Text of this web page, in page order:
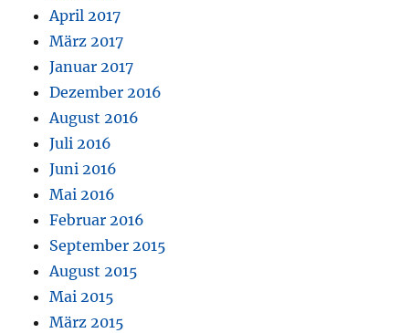
April 2017
März 2017
Januar 2017
Dezember 2016
August 2016
Juli 2016
Juni 2016
Mai 2016
Februar 2016
September 2015
August 2015
Mai 2015
März 2015